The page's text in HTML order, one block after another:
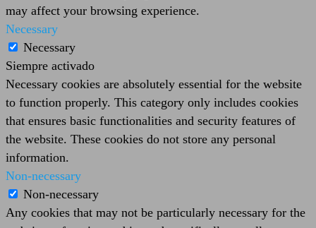
may affect your browsing experience.
Necessary
Necessary
Siempre activado
Necessary cookies are absolutely essential for the website
to function properly. This category only includes cookies
that ensures basic functionalities and security features of
the website. These cookies do not store any personal
information.
Non-necessary
Non-necessary
Any cookies that may not be particularly necessary for the